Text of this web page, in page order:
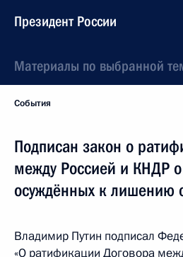
Президент России
Материалы по выбранной
События
Подписан закон о
между Россией и КНДР
осуждённых к лишению
Владимир Путин подписал
«О ратификации Договора